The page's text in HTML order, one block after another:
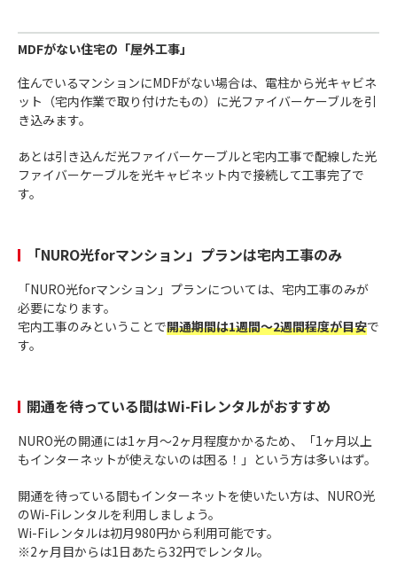
MDFがない住宅の「屋外工事」
住んでいるマンションにMDFがない場合は、電柱から光キャビネ
ット（宅内作業で取り付けたもの）に光ファイバーケーブルを引
き込みます。
あとは引き込んだ光ファイバーケーブルと宅内工事で配線した光
ファイバーケーブルを光キャビネット内で接続して工事完了で
す。
「NURO光forマンション」プランは宅内工事のみ
「NURO光forマンション」プランについては、宅内工事のみが
必要になります。
宅内工事のみということで開通期間は1週間〜2週間程度が目安で
す。
開通を待っている間はWi-Fiレンタルがおすすめ
NURO光の開通には1ヶ月〜2ヶ月程度かかるため、「1ヶ月以上
もインターネットが使えないのは困る！」という方は多いはず。
開通を待っている間もインターネットを使いたい方は、NURO光
のWi-Fiレンタルを利用しましょう。
Wi-Fiレンタルは初月980円から利用可能です。
※2ヶ月目からは1日あたら32円でレンタル。